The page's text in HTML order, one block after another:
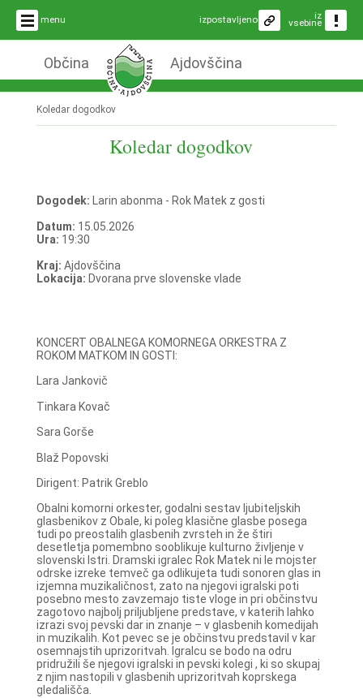
menu iz
vsebine
izpostavljeno
Občina Ajdovščina
Koledar dogodkov
Koledar dogodkov
Dogodek: Larin abonma - Rok Matek z gosti
Datum: 15.05.2026
Ura: 19:30
Kraj: Ajdovščina
Lokacija: Dvorana prve slovenske vlade
KONCERT OBALNEGA KOMORNEGA ORKESTRA Z
ROKOM MATKOM IN GOSTI:
Lara Jankovič
Tinkara Kovač
Sara Gorše
Blaž Popovski
Dirigent: Patrik Greblo
Obalni komorni orkester, godalni sestav ljubiteljskih
glasbenikov z Obale, ki poleg klasične glasbe posega
tudi po preostalih glasbenih zvrsteh in že štiri
desetletja pomembno sooblikuje kulturno življenje v
slovenski Istri. Dramski igralec Rok Matek ni le mojster
odrske izreke temveč ga odlikujeta tudi sonoren glas in
izjemna muzikaličnost, zato na njegovi igralski poti
posebno mesto zavzemajo tiste vloge in pri občinstvu
zagotovo najbolj priljubljene predstave, v katerih lahko
izrazi svoj pevski dar in znanje – v glasbenih komedijah
in muzikalih. Kot pevec se je občinstvu predstavil v kar
osemnajstih uprizoritvah. Igralcu se bodo na odru
pridružili še njegovi igralski in pevski kolegi , ki so skupaj
z njim nastopili v glasbenih uprizoritvah koprskega
gledališča.